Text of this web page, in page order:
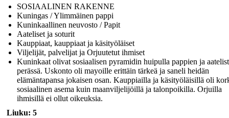
SOSIAALINEN RAKENNE
Kuningas / Ylimmäinen pappi
Kuninkaallinen neuvosto / Papit
Aateliset ja soturit
Kauppiaat, kauppiaat ja käsityöläiset
Viljelijät, palvelijat ja Orjuutetut ihmiset
Kuninkaat olivat sosiaalisen pyramidin huipulla pappien ja
perässä. Uskonto oli mayoille erittäin tärkeä ja saneli heidän
elämäntapansa jokaisen osan. Kauppiailla ja käsityöläisillä oli
sosiaalinen asema kuin maanviljelijöillä ja talonpoikilla. Orjuilla
ihmisillä ei ollut oikeuksia.
Liuku: 5